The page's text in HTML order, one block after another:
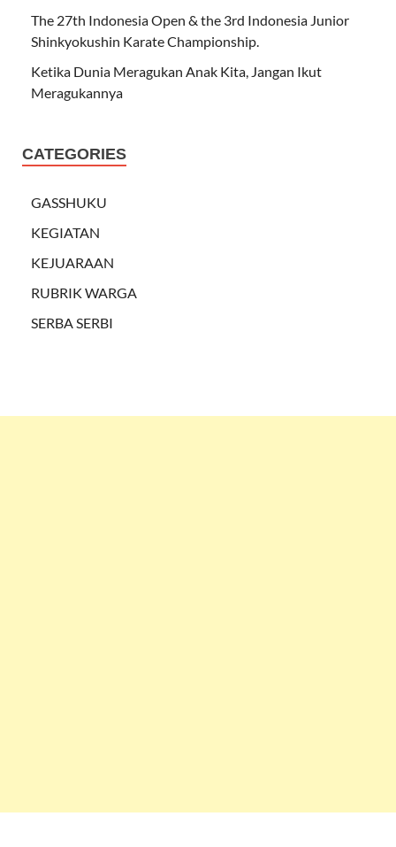
The 27th Indonesia Open & the 3rd Indonesia Junior
Shinkyokushin Karate Championship.
Ketika Dunia Meragukan Anak Kita, Jangan Ikut
Meragukannya
CATEGORIES
GASSHUKU
KEGIATAN
KEJUARAAN
RUBRIK WARGA
SERBA SERBI